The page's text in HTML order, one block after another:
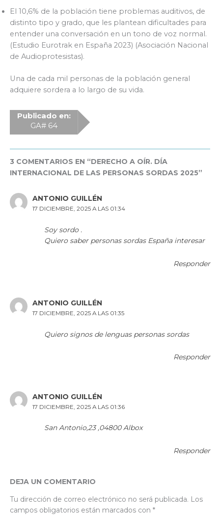
El 10,6% de la población tiene problemas auditivos, de
distinto tipo y grado, que les plantean dificultades para
entender una conversación en un tono de voz normal.
(Estudio Eurotrak en España 2023) (Asociación Nacional
de Audioprotesistas).
Una de cada mil personas de la población general
adquiere sordera a lo largo de su vida.
Publicado en:
GA# 64
3 COMENTARIOS EN “DERECHO A OÍR. DÍA
INTERNACIONAL DE LAS PERSONAS SORDAS 2025”
ANTONIO GUILLÉN
17 DICIEMBRE, 2025 A LAS 01:34
Soy sordo .
Quiero saber personas sordas España interesar
Responder
ANTONIO GUILLÉN
17 DICIEMBRE, 2025 A LAS 01:35
Quiero signos de lenguas personas sordas
Responder
ANTONIO GUILLÉN
17 DICIEMBRE, 2025 A LAS 01:36
San Antonio,23 ,04800 Albox
Responder
DEJA UN COMENTARIO
Tu dirección de correo electrónico no será publicada. Los
campos obligatorios están marcados con *